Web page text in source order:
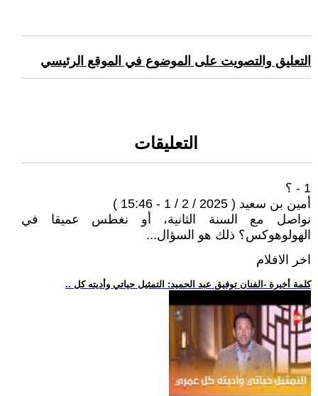
التعليق والتصويت على الموضوع في الموقع الرئيسي
التعليقات
1 - ؟
أمين بن سعيد ( 2025 / 2 / 1 - 15:46 )
نواصل مع السنة الثانية، أو نغطس عميقا في
الهولوهوكس؟ ذلك هو السؤال...
اخر الافلام
.. كلمة أخيرة -الفنان توفيق عبد الحميد: التمثيل حياتي وأديته كل